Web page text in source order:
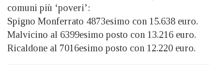
comuni più ‘poveri’:
Spigno Monferrato 4873esimo con 15.638 euro.
Malvicino al 6399esimo posto con 13.216 euro.
Ricaldone al 7016esimo posto con 12.220 euro.